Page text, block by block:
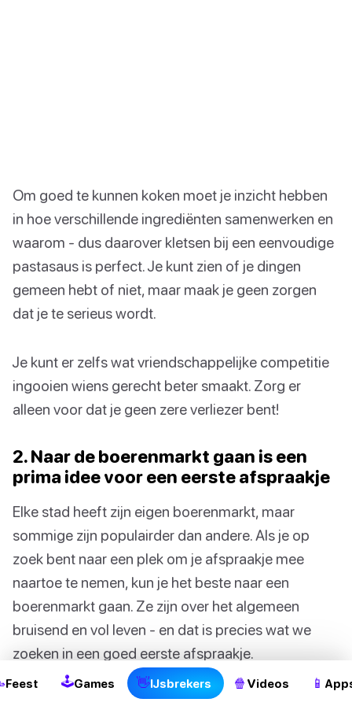
Om goed te kunnen koken moet je inzicht hebben
in hoe verschillende ingrediënten samenwerken en
waarom - dus daarover kletsen bij een eenvoudige
pastasaus is perfect. Je kunt zien of je dingen
gemeen hebt of niet, maar maak je geen zorgen
dat je te serieus wordt.
Je kunt er zelfs wat vriendschappelijke competitie
ingooien wiens gerecht beter smaakt. Zorg er
alleen voor dat je geen zere verliezer bent!
2. Naar de boerenmarkt gaan is een
prima idee voor een eerste afspraakje
Elke stad heeft zijn eigen boerenmarkt, maar
sommige zijn populairder dan andere. Als je op
zoek bent naar een plek om je afspraakje mee
naartoe te nemen, kun je het beste naar een
boerenmarkt gaan. Ze zijn over het algemeen
bruisend en vol leven - en dat is precies wat we
zoeken in een goed eerste afspraakje.
Wat ook leuk is aan naar de boerenmarkten gaan is
Feest 🕹Games 👋IJsbrekers 🍿 Videos 📱